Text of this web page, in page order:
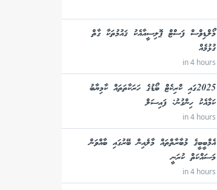
މޯލްޑިވްސް ފަސްޓް ޕޮލިސީއާއެކު ޤައުމުތަކާ ގާތް
ގުޅުމެއް
in 4 hours
2025ގައި ކްރިކެޓް ބޯޑުގެ ހަރަކާތަތައް ކާމިޔާބު
ކަމާއެކު ހިންގުނު: ފައިސަލް
in 4 hours
އެމްބީބީގެ މުބާރާތްތައް މާލެއިން ބޭރުގައި ބާއްވަން
މަސައްކަތް ކުރަނީ
in 4 hours